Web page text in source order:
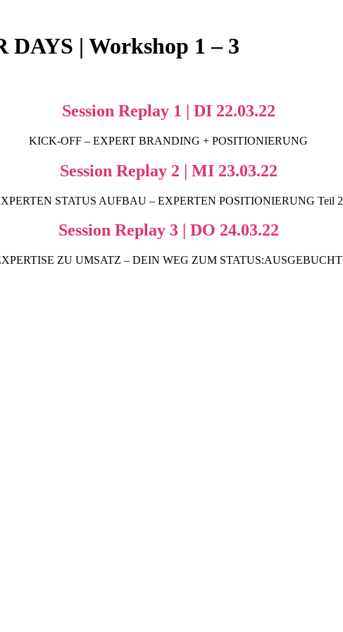
| Workshop 1 – 3
Session Replay 1 | DI 22.03.22
KICK-OFF – EXPERT BRANDING + POSITIONIERUNG
Session Replay 2 | MI 23.03.22
STATUS AUFBAU – EXPERTEN POSITIONIERUNG Teil 2
Session Replay 3 | DO 24.03.22
ZU UMSATZ – DEIN WEG ZUM STATUS:AUSGEBUCHT